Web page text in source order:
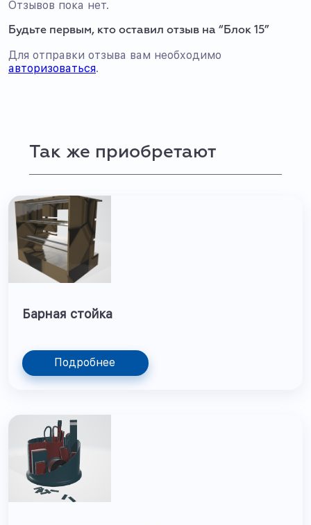
Отзывов пока нет.
Будьте первым, кто оставил отзыв на “Блок 15”
Для отправки отзыва вам необходимо
авторизоваться.
Так же приобретают
Барная стойка
Подробнее